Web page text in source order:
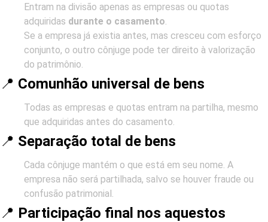
Entram na divisão apenas as empresas ou quotas
adquiridas durante o casamento
Se a empresa já existia antes, mas cresceu com esforço
conjunto, o outro cônjuge pode ter direito à valorização
do patrimônio.
📍 Comunhão universal de bens
Todas as empresas e quotas entram na partilha, mesmo
que adquiridas antes do casamento.
📍 Separação total de bens
Cada cônjuge mantém o que está em seu nome. A
empresa não será partilhada, salvo se houver fraude ou
confusão patrimonial.
📍 Participação final nos aquestos